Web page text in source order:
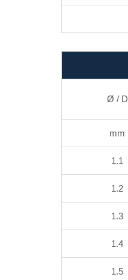
Ø / D
mm
1.1
1.2
1.3
1.4
1.5